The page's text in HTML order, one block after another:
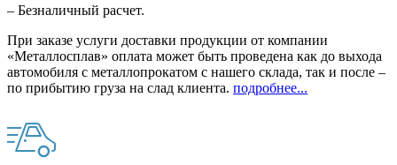
– Безналичный расчет.
При заказе услуги доставки продукции от компании
«Металлосплав» оплата может быть проведена как до выхода
автомобиля с металлопрокатом с нашего склада, так и после –
по прибытию груза на слад клиента. подробнее...